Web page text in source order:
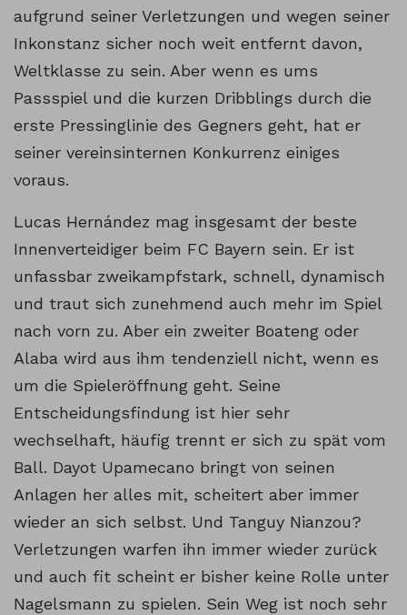
aufgrund seiner Verletzungen und wegen seiner
Inkonstanz sicher noch weit entfernt davon,
Weltklasse zu sein. Aber wenn es ums
Passspiel und die kurzen Dribblings durch die
erste Pressinglinie des Gegners geht, hat er
seiner vereinsinternen Konkurrenz einiges
voraus.
Lucas Hernández mag insgesamt der beste
Innenverteidiger beim FC Bayern sein. Er ist
unfassbar zweikampfstark, schnell, dynamisch
und traut sich zunehmend auch mehr im Spiel
nach vorn zu. Aber ein zweiter Boateng oder
Alaba wird aus ihm tendenziell nicht, wenn es
um die Spieleröffnung geht. Seine
Entscheidungsfindung ist hier sehr
wechselhaft, häufig trennt er sich zu spät vom
Ball. Dayot Upamecano bringt von seinen
Anlagen her alles mit, scheitert aber immer
wieder an sich selbst. Und Tanguy Nianzou?
Verletzungen warfen ihn immer wieder zurück
und auch fit scheint er bisher keine Rolle unter
Nagelsmann zu spielen. Sein Weg ist noch sehr